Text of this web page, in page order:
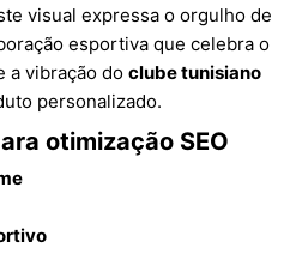
visual expressa o orgulho de
esportiva que celebra o
a vibração do clube tunisiano
personalizado.
otimização SEO